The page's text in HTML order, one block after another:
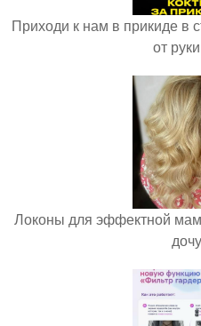
Приходи к нам в прикиде в
от
Локоны для эффектной